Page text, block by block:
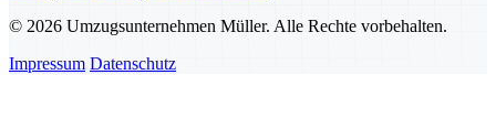
© 2026 Umzugsunternehmen Müller. Alle Rechte vorbehalten.
Impressum Datenschutz